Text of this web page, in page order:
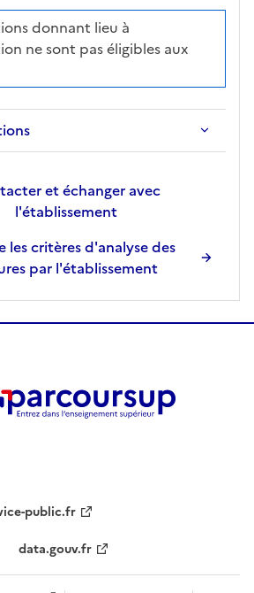
donnant lieu à
ne sont pas éligibles aux
et échanger avec
l'établissement
les critères d'analyse des
par l'établissement
public.fr
data.gouv.fr